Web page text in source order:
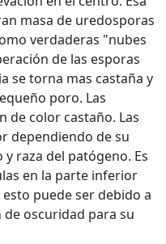
masa de uredosporas
verdaderas "nubes
de las esporas
se torna mas castaña y
poro. Las
de color castaño. Las
dependiendo de su
raza del patógeno. Es
en la parte inferior
puede ser debido a
oscuridad para su